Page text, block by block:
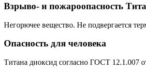
Взрыво- и пожароопасность
Негорючее вещество. Не подвергается
Опасность для человека
Титана диоксид согласно ГОСТ 12.1.007